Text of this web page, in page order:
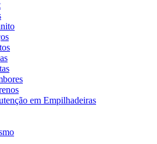
em Empilhadeiras